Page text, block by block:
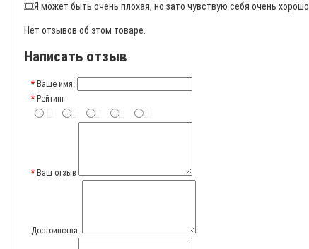
🎞️Я может быть очень плохая, но зато чувствую себя очень хорошо.
Нет отзывов об этом товаре.
Написать отзыв
Ваше имя:
Рейтинг
Ваш отзыв
Достоинства: